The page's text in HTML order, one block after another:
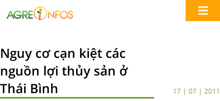
Nguy cơ cạn kiệt các
nguồn lợi thủy sản ở
Thái Bình
17 | 07 | 2011